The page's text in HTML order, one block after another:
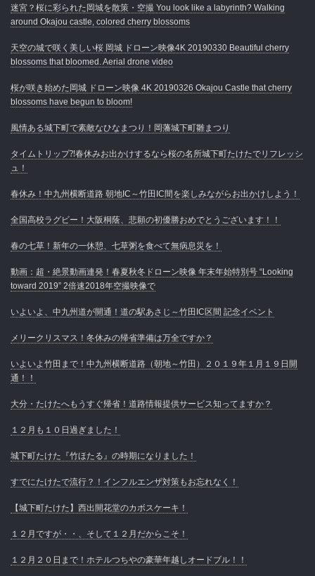
迷宮？桜に彩られた岡城を散策・空撮 You look like a labyrinth? Walking
around Okajou castle, colored cherry blossoms
天空の城で咲く美しい桜 岡城 ドローン映像4K 20190330 Beautiful cherry
blossoms that bloomed. Aerial drone video
桜が咲き始めた岡城 ドローン映像 4K 20190326 Okajou Castle that cherry
blossoms have begun to bloom!
風情ある城下町で素敵なひなまつり！岡藩城下町雛まつり
タイムトリップ⁈春休みお出かけするなら桜の名所城下町たけたでリフレッシ
ュ！
春休み！中九州横断道路 朝地IC～竹田IC間を楽しみながらお出かけしよう！
全国高校ラグビー！大阪桐蔭、悲願の初優勝おめでとうございます！！
春の七草！新年の一休憩、七草粥を食べて無病息災を！
動画：超・絶景動画連発！春夏秋冬ドローン映像 年末年始特別号 “Looking
toward 2019” 2倍速2018年空撮映像で
いよいよ、中九州道が開通！道の駅あさじ～竹田IC区間 記念イベント
メリークリスマス！冬休みの帰省準備は万全ですか？
いよいよ竹田まで！中九州横断道路（朝地～竹田）２０１９年１月１９日開
通！！
大分・たけたへもうすぐ帰省！道路情報提供サービス知ってますか？
１２月も１０日過ぎました！
城下町たけた『竹ほたる』の時期になりました！
すでにたけたで流行？！インフルエンザ対策もお忘れなく！
【城下町たけた】西出開花堂のカボスケーキ！
１２月ですが・・、そして１２月だからこそ！
１２月２０日まで！ホテルつちやの豪華年越しオードブル！！